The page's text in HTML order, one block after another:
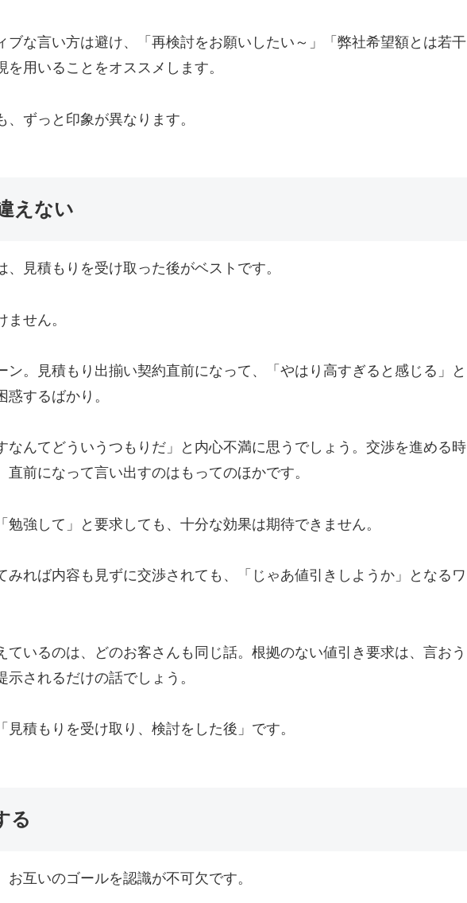
ブな言い方は避け、「再検討をお願いしたい～」「弊社希望額とは若干
用いることをオススメします。
ずっと印象が異なります。
えない
見積もりを受け取った後がベストです。
せん。
ン。見積もり出揃い契約直前になって、「やはり高すぎると感じる」と
するばかり。
なんてどういうつもりだ」と内心不満に思うでしょう。交渉を進める時
直前になって言い出すのはもってのほかです。
勉強して」と要求しても、十分な効果は期待できません。
みれば内容も見ずに交渉されても、「じゃあ値引きしようか」となるワ
ているのは、どのお客さんも同じ話。根拠のない値引き要求は、言おう
されるだけの話でしょう。
積もりを受け取り、検討をした後」です。
る
互いのゴールを認識が不可欠です。